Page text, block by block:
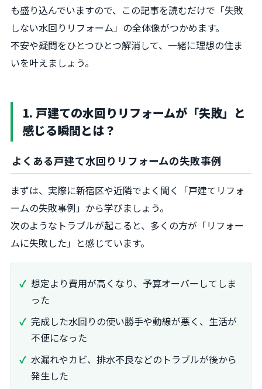
も盛り込んでいますので、この記事を読むだけで「失敗
しない水回りリフォーム」の全体像がつかめます。
不安や疑問をひとつひとつ解消して、一緒に理想の住ま
いを叶えましょう。
1. 戸建ての水回りリフォームが「失敗」と
感じる瞬間とは？
よくある戸建て水回りリフォームの失敗事例
まずは、実際に新宿区や近隣でよく聞く「戸建てリフォ
ームの失敗事例」から学びましょう。
次のようなトラブルが起こると、多くの方が「リフォー
ムに失敗した」と感じています。
想定より費用が高くなり、予算オーバーしてしま
った
完成した水回りの使い勝手や動線が悪く、生活が
不便になった
水漏れやカビ、排水不良などのトラブルが後から
発生した